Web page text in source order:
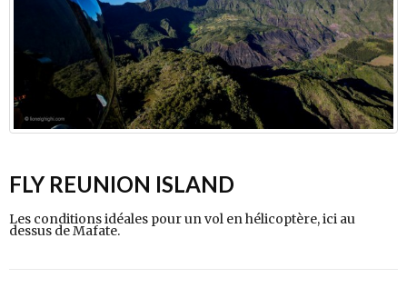
FLY REUNION ISLAND
Les conditions idéales pour un vol en hélicoptère, ici au
dessus de Mafate.